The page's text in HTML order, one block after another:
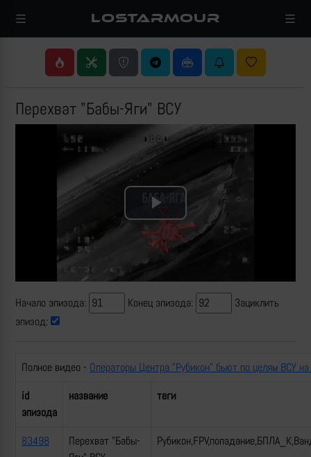
LOSTARMOUR
Перехват "Бабы-Яги" ВСУ
Play
Video
Начало эпизода: Конец эпизода:
Зациклить
эпизод:
Полное видео - Операторы Центра "Рубикон" бьют по целям ВСУ
id
эпизода
название теги
83498
Перехват "Бабы-